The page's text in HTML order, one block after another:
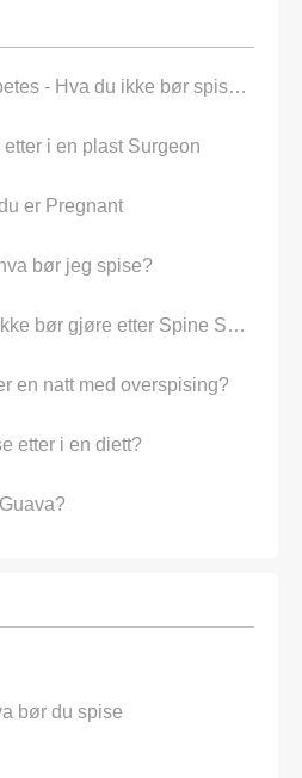
Foods å unngå i Diabetes - Hva du ikke bør spise hvis du er Diabetic
i en plast Surgeon
er Pregnant
bør jeg spise?
Hva du bør gjøre og ikke bør gjøre etter Spine Surgery
en natt med overspising?
etter i en diett?
bør du spise